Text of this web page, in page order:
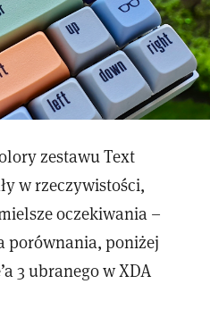
zestawu Text
w rzeczywistości,
oczekiwania –
porównania, poniżej
3 ubranego w XDA